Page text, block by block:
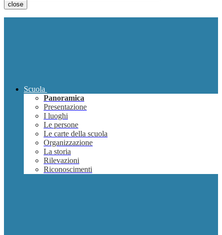
close
Scuola
Panoramica
Presentazione
I luoghi
Le persone
Le carte della scuola
Organizzazione
La storia
Rilevazioni
Riconoscimenti